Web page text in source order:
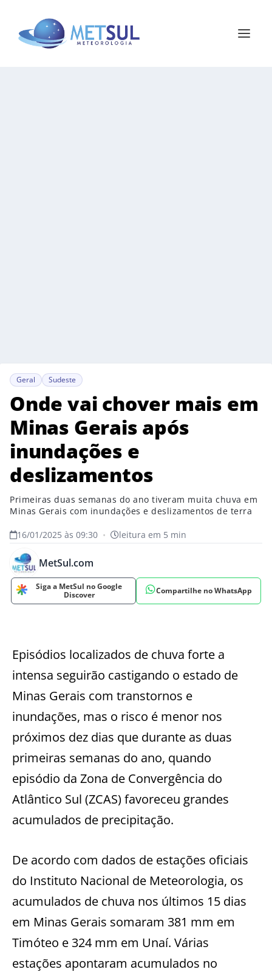
Geral Sudeste
Onde vai chover mais em
Minas Gerais após
inundações e
deslizamentos
Primeiras duas semanas do ano tiveram muita chuva em
Minas Gerais com inundações e deslizamentos de terra
16/01/2025 às 09:30 • leitura em 5 min
MetSul.com
Siga a MetSul no Google
Discover
Compartilhe no WhatsApp
Episódios localizados de chuva forte a
intensa seguirão castigando o estado de
Minas Gerais com transtornos e
inundações, mas o risco é menor nos
próximos dez dias que durante as duas
primeiras semanas do ano, quando
episódio da Zona de Convergência do
Atlântico Sul (ZCAS) favoreceu grandes
acumulados de precipitação.
De acordo com dados de estações oficiais
do Instituto Nacional de Meteorologia, os
acumulados de chuva nos últimos 15 dias
em Minas Gerais somaram 381 mm em
Timóteo e 324 mm em Unaí. Várias
estações apontaram acumulados no